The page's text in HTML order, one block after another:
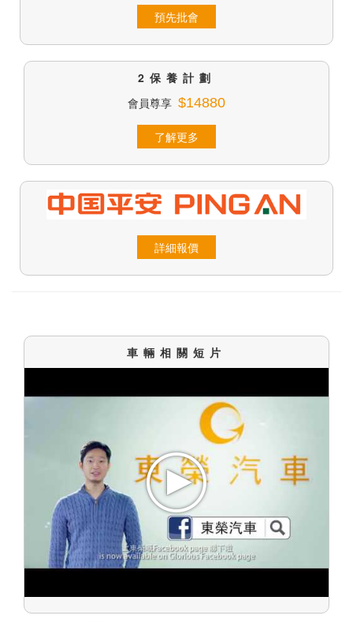
預先批會
2保養計劃
會員尊享 $14880
了解更多
詳細報價
車輛相關短片